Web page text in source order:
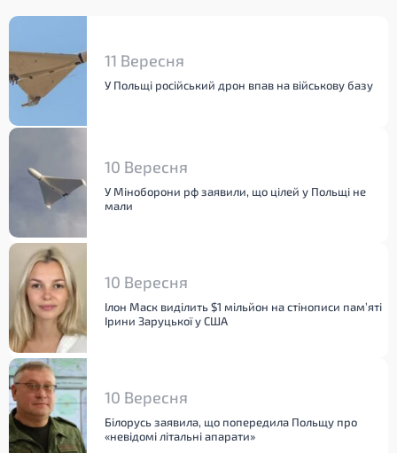
11 Вересня
У Польщі російський дрон впав на військову базу
10 Вересня
У Міноборони рф заявили, що цілей у Польщі не
мали
10 Вересня
Ілон Маск виділить $1 мільйон на стінописи пам’яті
Ірини Заруцької у США
10 Вересня
Білорусь заявила, що попередила Польщу про
«невідомі літальні апарати»